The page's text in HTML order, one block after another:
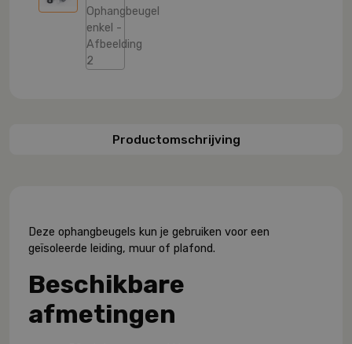
Productomschrijving
Deze ophangbeugels kun je gebruiken voor een
geïsoleerde leiding, muur of plafond.
Beschikbare
afmetingen